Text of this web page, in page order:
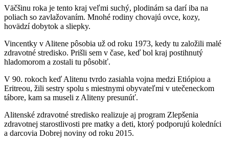
Väčšinu roka je tento kraj veľmi suchý, plodinám sa darí iba na
poliach so zavlažovaním. Mnohé rodiny chovajú ovce, kozy,
hovädzí dobytok a sliepky.
Vincentky v Alitene pôsobia už od roku 1973, kedy tu založili malé
zdravotné stredisko. Prišli sem v čase, keď bol kraj postihnutý
hladomorom a zostali tu pôsobiť.
V 90. rokoch keď Alitenu tvrdo zasiahla vojna medzi Etiópiou a
Eritreou, žili sestry spolu s miestnymi obyvateľmi v utečeneckom
tábore, kam sa museli z Aliteny presunúť.
Alitenské zdravotné stredisko realizuje aj program Zlepšenia
zdravotnej starostlivosti pre matky a deti, ktorý podporujú koledníci
a darcovia Dobrej noviny od roku 2015.